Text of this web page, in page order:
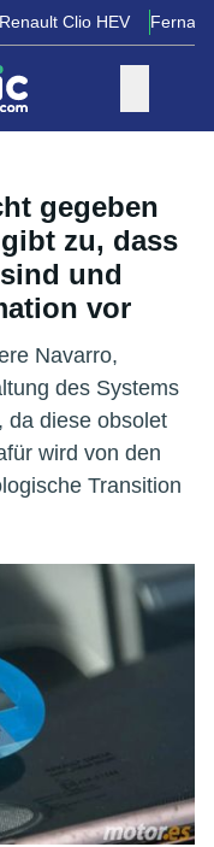
Renault Clio HEV
gegeben
zu, dass
und
vor
Navarro,
des Systems
da diese obsolet
wird von den
Transition